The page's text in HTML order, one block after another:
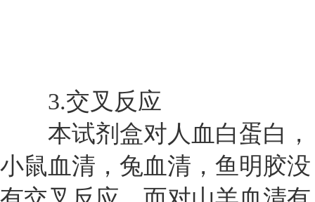
3.交叉反应
本试剂盒对人血白蛋白，
小鼠血清，兔血清，鱼明胶没